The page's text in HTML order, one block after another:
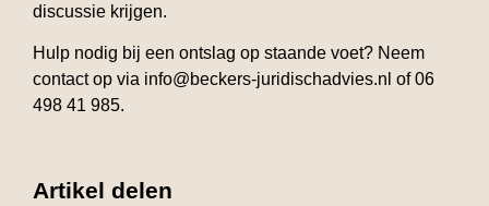
discussie krijgen.
Hulp nodig bij een ontslag op staande voet? Neem
contact op via info@beckers-juridischadvies.nl of 06
498 41 985.
Artikel delen